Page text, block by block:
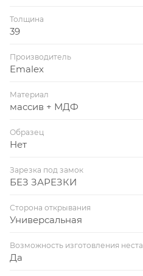
Толщина
39
Производитель
Emalex
Материал
массив + МДФ
Образец
Нет
Зарезка под замок
БЕЗ ЗАРЕЗКИ
Сторона открывания
Универсальная
Возможность изготовления
Да